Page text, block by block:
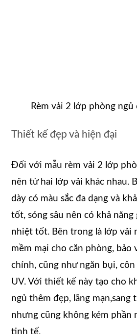
Rèm vải 2 lớp phòng ngủ
Thiết kế đẹp và hiện đại
Đối với mẫu rèm vải 2 lớp
nên từ hai lớp vải khác nhau.
dày có màu sắc đa dạng và
tốt, sóng sâu nên có khả năng
nhiệt tốt. Bên trong là lớp vải
mềm mại cho căn phòng, bảo
chính, cũng như ngăn bụi,
UV. Với thiết kế này tạo cho
ngủ thêm đẹp, lãng mạn,sang
nhưng cũng không kém phần
tinh tế.